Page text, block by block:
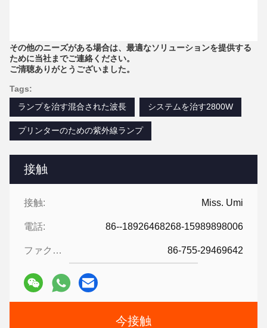
接触
接触: Miss. Umi
電話: 86--18926468268-15989898006
ファクシミリ: 86-755-29469642
今接触
その他のニーズがある場合は、最適なソリューションを提供する
ために当社までご連絡ください。
ご清聴ありがとうございました。
Tags:
ランプを治す混合された波長
システムを治す2800W
プリンターのための紫外線ランプ